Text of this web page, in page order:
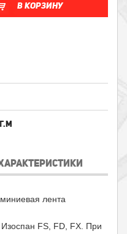
В корзину
лента
FS, FD, FX. При